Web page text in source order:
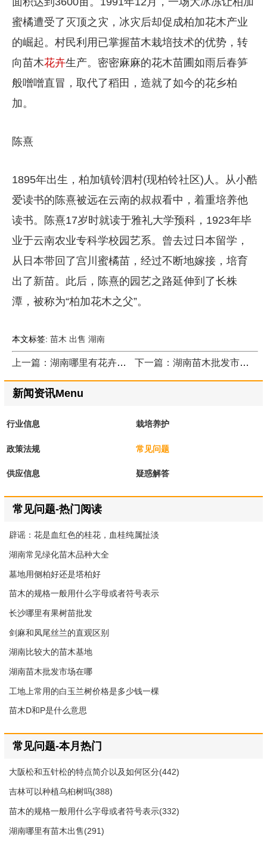
蜜橘遭受了灭顶之灾，冰灾后却促成柏加花木产业
的崛起。村民利用已掌握苗木栽培技术的优势，转
向苗木花卉生产。密密麻麻的花木苗圃如雨后春笋
般噌噌直冒，取代了稻田，造就了如今的花乡柏
加。
陈熹
1895年出生，柏加镇铃泗村(现柏铃社区)人。从小酷
爱读书的陈熹被远在云南的叔叔看中，着重培养他
读书。陈熹17岁时就读于雅礼大学预科，1923年毕
业于云南农业专科学校园艺系。曾去过日本留学，
从日本带回了宫川蜜橘苗，经过不断地嫁接，培育
出了新苗。此后，陈熹的园艺之路延伸到了长株
潭，被称为“柏加花木之父”。
本文标签: 苗木 出售 湖南
上一篇：湖南哪里有花卉苗木出售 下一篇：湖南苗木批发市场在哪
新闻资讯Menu
行业信息 栽培养护
政策法规 常见问题
供应信息 疑惑解答
常见问题-热门阅读
辟谣：花是血红色的桂花，血桂纯属扯淡
湖南常见绿化苗木品种大全
墓地用侧柏好还是塔柏好
苗木的规格一般用什么字母或者符号表示
长沙哪里有果树苗批发
剑麻和凤尾丝兰的直观区别
湖南比较大的苗木基地
湖南苗木批发市场在哪
工地上常用的白玉兰树价格是多少钱一棵
苗木D和P是什么意思
常见问题-本月热门
大阪松和五针松的特点简介以及如何区分(442)
吉林可以种植乌桕树吗(388)
苗木的规格一般用什么字母或者符号表示(332)
湖南哪里有苗木出售(291)